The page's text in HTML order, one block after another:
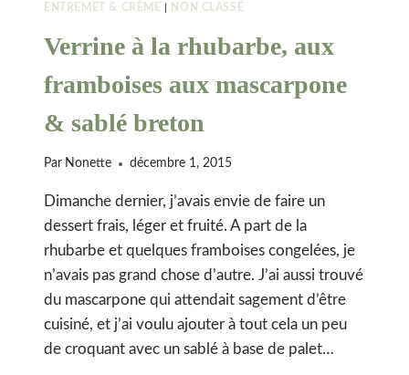
ENTREMET & CRÈME
NON CLASSÉ
Verrine à la rhubarbe, aux
framboises aux mascarpone
& sablé breton
Par Nonette décembre 1, 2015
Dimanche dernier, j’avais envie de faire un
dessert frais, léger et fruité. A part de la
rhubarbe et quelques framboises congelées, je
n’avais pas grand chose d’autre. J’ai aussi trouvé
du mascarpone qui attendait sagement d’être
cuisiné, et j’ai voulu ajouter à tout cela un peu
de croquant avec un sablé à base de palet…